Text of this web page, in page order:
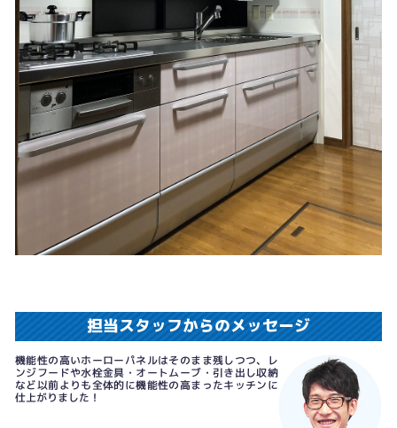
担当スタッフからのメッセージ
機能性の高いホーローパネルはそのまま残しつつ、レ
ンジフードや水栓金具・オートムーブ・引き出し収納
など以前よりも全体的に機能性の高まったキッチンに
仕上がりました！